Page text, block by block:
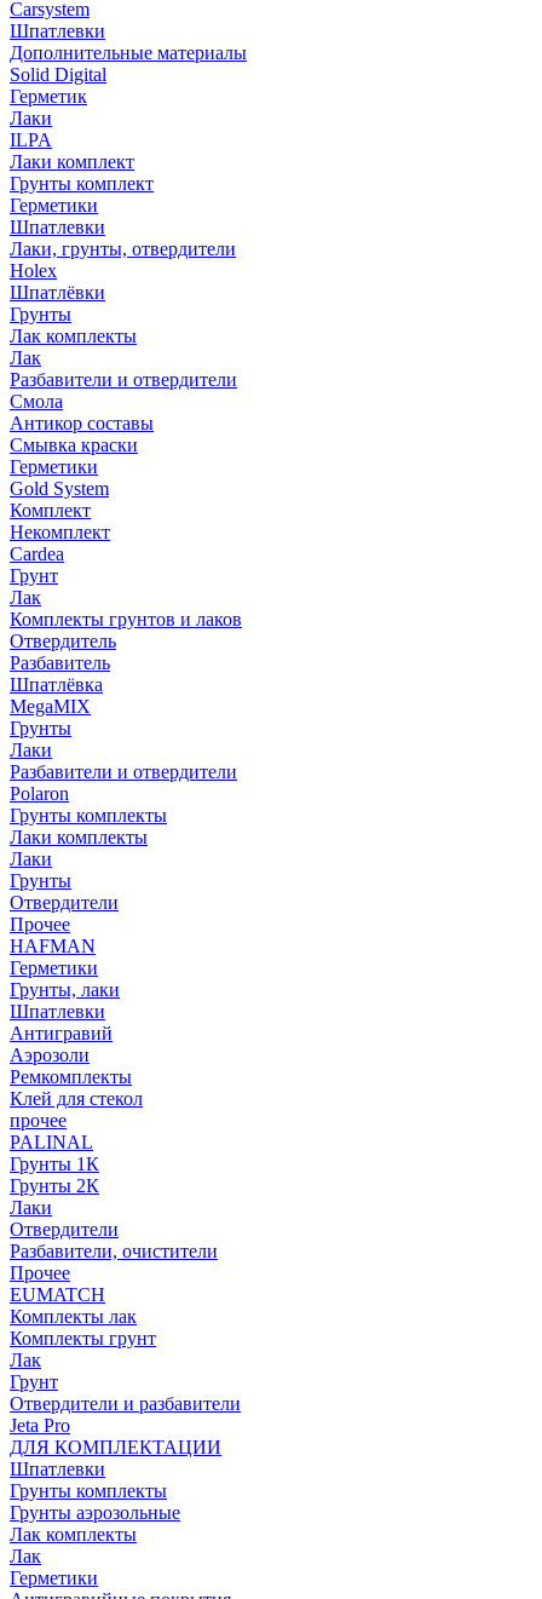
Carsystem
Шпатлевки
Дополнительные материалы
Solid Digital
Герметик
Лаки
ILPA
Лаки комплект
Грунты комплект
Герметики
Шпатлевки
Лаки, грунты, отвердители
Holex
Шпатлёвки
Грунты
Лак комплекты
Лак
Разбавители и отвердители
Смола
Антикор составы
Смывка краски
Герметики
Gold System
Комплект
Некомплект
Cardea
Грунт
Лак
Комплекты грунтов и лаков
Отвердитель
Разбавитель
Шпатлёвка
MegaMIX
Грунты
Лаки
Разбавители и отвердители
Polaron
Грунты комплекты
Лаки комплекты
Лаки
Грунты
Отвердители
Прочее
HAFMAN
Герметики
Грунты, лаки
Шпатлевки
Антигравий
Аэрозоли
Ремкомплекты
Клей для стекол
прочее
PALINAL
Грунты 1К
Грунты 2К
Лаки
Отвердители
Разбавители, очистители
Прочее
EUMATCH
Комплекты лак
Комплекты грунт
Лак
Грунт
Отвердители и разбавители
Jeta Pro
ДЛЯ КОМПЛЕКТАЦИИ
Шпатлевки
Грунты комплекты
Грунты аэрозольные
Лак комплекты
Лак
Герметики